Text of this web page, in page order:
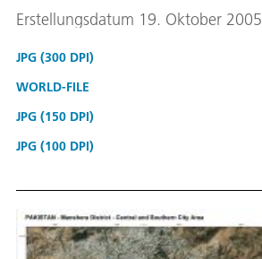
Erstellungsdatum 19. Oktober 2005
JPG (300 DPI)
WORLD-FILE
JPG (150 DPI)
JPG (100 DPI)